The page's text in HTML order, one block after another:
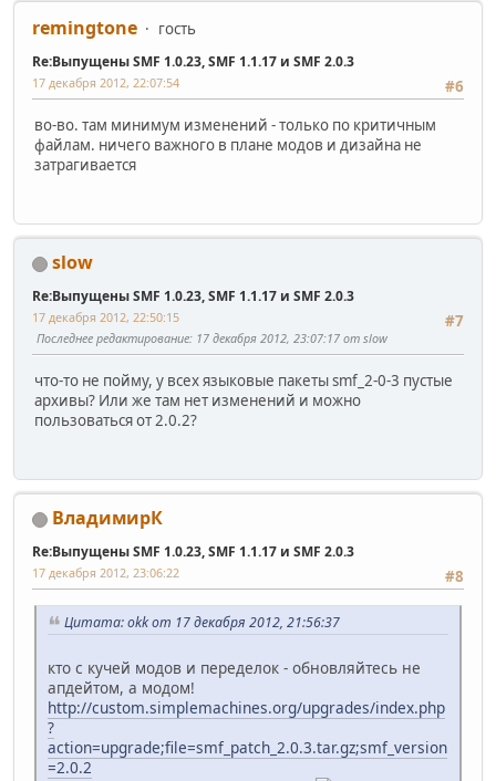
remingtone гость
Re:Выпущены SMF 1.0.23, SMF 1.1.17 и SMF 2.0.3
#6
17 декабря 2012, 22:07:54
во-во. там минимум изменений - только по критичным
файлам. ничего важного в плане модов и дизайна не
затрагивается
slow
Re:Выпущены SMF 1.0.23, SMF 1.1.17 и SMF 2.0.3
#7
17 декабря 2012, 22:50:15
Последнее редактирование: 17 декабря 2012, 23:07:17 от slow
что-то не пойму, у всех языковые пакеты smf_2-0-3 пустые
архивы? Или же там нет изменений и можно
пользоваться от 2.0.2?
ВладимирК
Re:Выпущены SMF 1.0.23, SMF 1.1.17 и SMF 2.0.3
#8
17 декабря 2012, 23:06:22
Цитата: okk от 17 декабря 2012, 21:56:37
кто с кучей модов и переделок - обновляйтесь не
апдейтом, а модом!
http://custom.simplemachines.org/upgrades/index.php
?
action=upgrade;file=smf_patch_2.0.3.tar.gz;smf_version
=2.0.2